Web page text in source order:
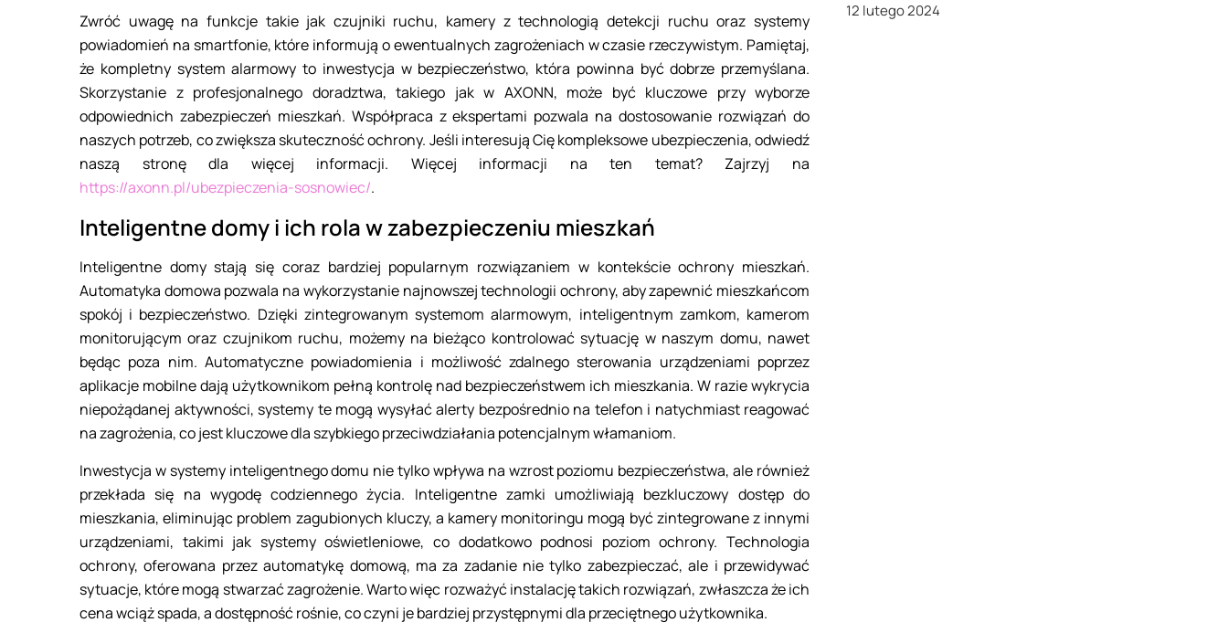
Zwróć uwagę na funkcje takie jak czujniki ruchu, kamery z technologią detekcji ruchu oraz systemy
powiadomień na smartfonie, które informują o ewentualnych zagrożeniach w czasie rzeczywistym. Pamiętaj,
że kompletny system alarmowy to inwestycja w bezpieczeństwo, która powinna być dobrze przemyślana.
Skorzystanie z profesjonalnego doradztwa, takiego jak w AXONN, może być kluczowe przy wyborze
odpowiednich zabezpieczeń mieszkań. Współpraca z ekspertami pozwala na dostosowanie rozwiązań do
naszych potrzeb, co zwiększa skuteczność ochrony. Jeśli interesują Cię kompleksowe ubezpieczenia, odwiedź
naszą stronę dla więcej informacji. Więcej informacji na ten temat? Zajrzyj na
https://axonn.pl/ubezpieczenia-sosnowiec/.
Inteligentne domy i ich rola w zabezpieczeniu mieszkań
Inteligentne domy stają się coraz bardziej popularnym rozwiązaniem w kontekście ochrony mieszkań.
Automatyka domowa pozwala na wykorzystanie najnowszej technologii ochrony, aby zapewnić mieszkańcom
spokój i bezpieczeństwo. Dzięki zintegrowanym systemom alarmowym, inteligentnym zamkom, kamerom
monitorującym oraz czujnikom ruchu, możemy na bieżąco kontrolować sytuację w naszym domu, nawet
będąc poza nim. Automatyczne powiadomienia i możliwość zdalnego sterowania urządzeniami poprzez
aplikacje mobilne dają użytkownikom pełną kontrolę nad bezpieczeństwem ich mieszkania. W razie wykrycia
niepożądanej aktywności, systemy te mogą wysyłać alerty bezpośrednio na telefon i natychmiast reagować
na zagrożenia, co jest kluczowe dla szybkiego przeciwdziałania potencjalnym włamaniom.
Inwestycja w systemy inteligentnego domu nie tylko wpływa na wzrost poziomu bezpieczeństwa, ale również
przekłada się na wygodę codziennego życia. Inteligentne zamki umożliwiają bezkluczowy dostęp do
mieszkania, eliminując problem zagubionych kluczy, a kamery monitoringu mogą być zintegrowane z innymi
urządzeniami, takimi jak systemy oświetleniowe, co dodatkowo podnosi poziom ochrony. Technologia
ochrony, oferowana przez automatykę domową, ma za zadanie nie tylko zabezpieczać, ale i przewidywać
sytuacje, które mogą stwarzać zagrożenie. Warto więc rozważyć instalację takich rozwiązań, zwłaszcza że ich
cena wciąż spada, a dostępność rośnie, co czyni je bardziej przystępnymi dla przeciętnego użytkownika.
12 lutego 2024